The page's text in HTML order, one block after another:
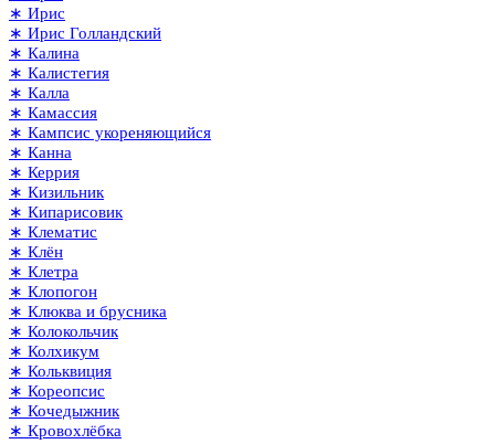
∗ Ирис
∗ Ирис Голландский
∗ Калина
∗ Калистегия
∗ Калла
∗ Камассия
∗ Кампсис укореняющийся
∗ Канна
∗ Керрия
∗ Кизильник
∗ Кипарисовик
∗ Клематис
∗ Клён
∗ Клетра
∗ Клопогон
∗ Клюква и брусника
∗ Колокольчик
∗ Колхикум
∗ Кольквиция
∗ Кореопсис
∗ Кочедыжник
∗ Кровохлёбка